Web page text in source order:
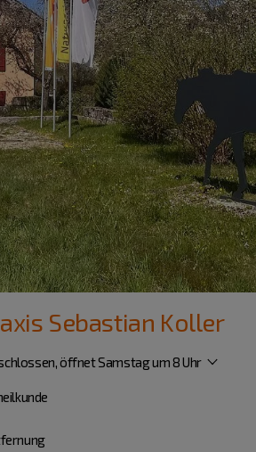
Sebastian Koller
öffnet Samstag um 8 Uhr